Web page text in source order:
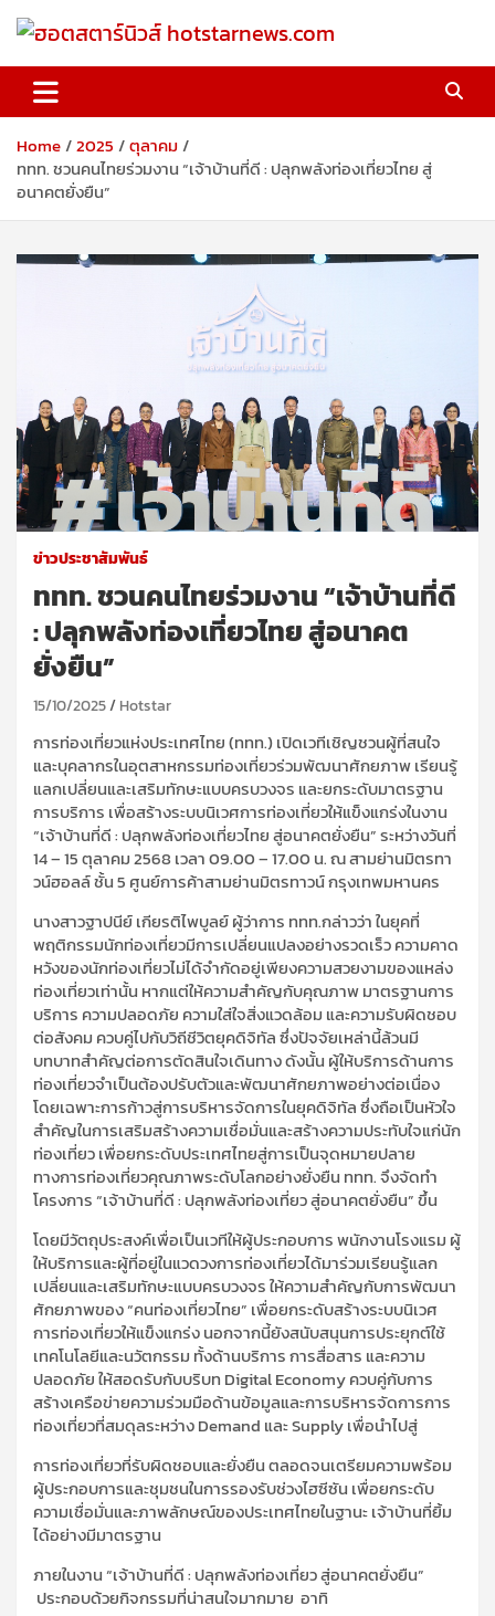
ฮอตสตาร์นิวส์ hotstarnews.com
Home 2025
ตุลาคม
ททท. ชวนคนไทยร่วมงาน “เจ้าบ้านที่ดี : ปลุกพลังท่องเที่ยวไทย สู่
อนาคตยั่งยืน”
ข่าวประชาสัมพันธ์
ททท. ชวนคนไทยร่วมงาน “เจ้าบ้านที่ดี
: ปลุกพลังท่องเที่ยวไทย สู่อนาคต
ยั่งยืน”
15/10/2025 Hotstar
การท่องเที่ยวแห่งประเทศไทย (ททท.) เปิดเวทีเชิญชวนผู้ที่สนใจ
และบุคลากรในอุตสาหกรรมท่องเที่ยวร่วมพัฒนาศักยภาพ เรียนรู้
แลกเปลี่ยนและเสริมทักษะแบบครบวงจร และยกระดับมาตรฐาน
การบริการ เพื่อสร้างระบบนิเวศการท่องเที่ยวให้แข็งแกร่งในงาน
“เจ้าบ้านที่ดี : ปลุกพลังท่องเที่ยวไทย สู่อนาคตยั่งยืน” ระหว่างวันที่
14 – 15 ตุลาคม 2568 เวลา 09.00 – 17.00 น. ณ สามย่านมิตรทา
วน์ฮอลล์ ชั้น 5 ศูนย์การค้าสามย่านมิตรทาวน์ กรุงเทพมหานคร
นางสาวฐาปนีย์ เกียรติไพบูลย์ ผู้ว่าการ ททท.กล่าวว่า ในยุคที่
พฤติกรรมนักท่องเที่ยวมีการเปลี่ยนแปลงอย่างรวดเร็ว ความคาด
หวังของนักท่องเที่ยวไม่ได้จำกัดอยู่เพียงความสวยงามของแหล่ง
ท่องเที่ยวเท่านั้น หากแต่ให้ความสำคัญกับคุณภาพ มาตรฐานการ
บริการ ความปลอดภัย ความใส่ใจสิ่งแวดล้อม และความรับผิดชอบ
ต่อสังคม ควบคู่ไปกับวิถีชีวิตยุคดิจิทัล ซึ่งปัจจัยเหล่านี้ล้วนมี
บทบาทสำคัญต่อการตัดสินใจเดินทาง ดังนั้น ผู้ให้บริการด้านการ
ท่องเที่ยวจำเป็นต้องปรับตัวและพัฒนาศักยภาพอย่างต่อเนื่อง
โดยเฉพาะการก้าวสู่การบริหารจัดการในยุคดิจิทัล ซึ่งถือเป็นหัวใจ
สำคัญในการเสริมสร้างความเชื่อมั่นและสร้างความประทับใจแก่นัก
ท่องเที่ยว เพื่อยกระดับประเทศไทยสู่การเป็นจุดหมายปลาย
ทางการท่องเที่ยวคุณภาพระดับโลกอย่างยั่งยืน ททท. จึงจัดทำ
โครงการ “เจ้าบ้านที่ดี : ปลุกพลังท่องเที่ยว สู่อนาคตยั่งยืน” ขึ้น
โดยมีวัตถุประสงค์เพื่อเป็นเวทีให้ผู้ประกอบการ พนักงานโรงแรม ผู้
ให้บริการและผู้ที่อยู่ในแวดวงการท่องเที่ยวได้มาร่วมเรียนรู้แลก
เปลี่ยนและเสริมทักษะแบบครบวงจร ให้ความสำคัญกับการพัฒนา
ศักยภาพของ “คนท่องเที่ยวไทย” เพื่อยกระดับสร้างระบบนิเวศ
การท่องเที่ยวให้แข็งแกร่ง นอกจากนี้ยังสนับสนุนการประยุกต์ใช้
เทคโนโลยีและนวัตกรรม ทั้งด้านบริการ การสื่อสาร และความ
ปลอดภัย ให้สอดรับกับบริบท Digital Economyควบคู่กับการ
สร้างเครือข่ายความร่วมมือด้านข้อมูลและการบริหารจัดการการ
ท่องเที่ยวที่สมดุลระหว่างDemand และSupplyเพื่อนำไปสู่
การท่องเที่ยวที่รับผิดชอบและยั่งยืน ตลอดจนเตรียมความพร้อม
ผู้ประกอบการและชุมชนในการรองรับช่วงไฮซีซัน เพื่อยกระดับ
ความเชื่อมั่นและภาพลักษณ์ของประเทศไทยในฐานะ เจ้าบ้านที่ยิ้ม
ได้อย่างมีมาตรฐาน
ภายในงาน “เจ้าบ้านที่ดี : ปลุกพลังท่องเที่ยว สู่อนาคตยั่งยืน”
ประกอบด้วยกิจกรรมที่น่าสนใจมากมาย อาทิ